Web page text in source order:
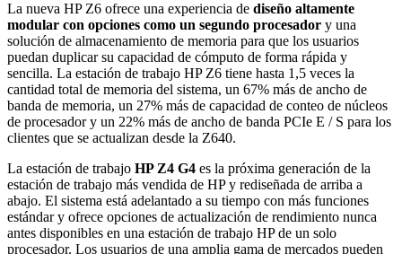
La nueva HP Z6 ofrece una experiencia de diseño altamente
modular con opciones como un segundo procesador y una
solución de almacenamiento de memoria para que los usuarios
puedan duplicar su capacidad de cómputo de forma rápida y
sencilla. La estación de trabajo HP Z6 tiene hasta 1,5 veces la
cantidad total de memoria del sistema, un 67% más de ancho de
banda de memoria, un 27% más de capacidad de conteo de núcleos
de procesador y un 22% más de ancho de banda PCIe E / S para los
clientes que se actualizan desde la Z640.
La estación de trabajo HP Z4 G4 es la próxima generación de la
estación de trabajo más vendida de HP y rediseñada de arriba a
abajo. El sistema está adelantado a su tiempo con más funciones
estándar y ofrece opciones de actualización de rendimiento nunca
antes disponibles en una estación de trabajo HP de un solo
procesador. Los usuarios de una amplia gama de mercados pueden